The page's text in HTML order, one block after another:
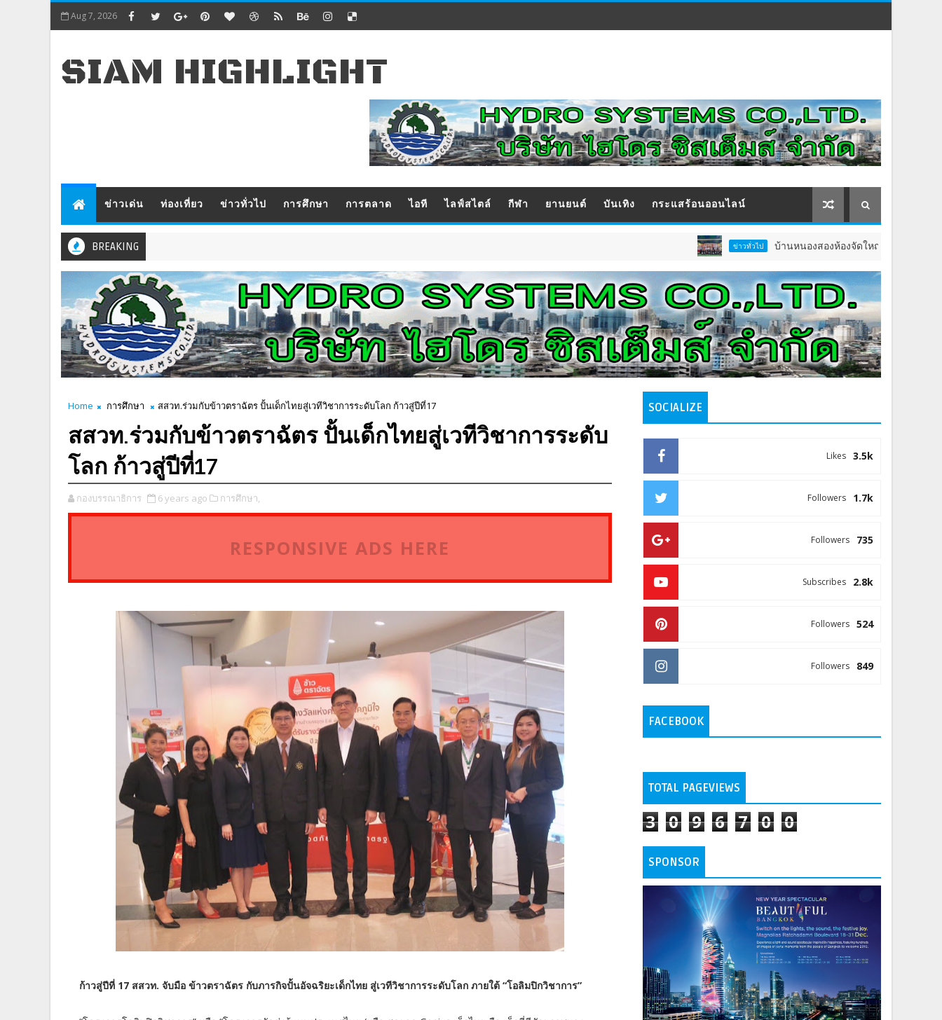
Aug 7, 2026
SIAM HIGHLIGHT
ข่าวเด่น ท่องเที่ยว ข่าวทั่วไป การศึกษา การตลาด ไอที ไลฟ์สไตล์ กีฬา ยานยนต์ บันเทิง กระแสร้อนออนไลน์
BREAKING ข่าวทั่วไป บ้านหนองสองห้องจัดใหญ่ “แห่เทียนพรรษา–ผ้าป่าซาเ
Home การศึกษา สสวท.ร่วมกับข้าวตราฉัตร ปั้นเด็กไทยสู่เวทีวิชาการระดับโลก ก้าวสู่ปีที่17
สสวท.ร่วมกับข้าวตราฉัตร ปั้นเด็กไทยสู่เวทีวิชาการระดับ
โลก ก้าวสู่ปีที่17
กองบรรณาธิการ 6 years ago การศึกษา,
RESPONSIVE ADS HERE
ก้าวสู่ปีที่ 17 สสวท. จับมือ ข้าวตราฉัตร กับภารกิจปั้นอัจฉริยะเด็กไทย สู่เวทีวิชาการระดับโลก ภายใต้ “โอลิมปิกวิชาการ”
SOCIALIZE
3.5k
Likes
1.7k
Followers
735
Followers
2.8k
Subscribes
524
Followers
849
Followers
FACEBOOK
TOTAL PAGEVIEWS
3 0 9 6 7 0 0
SPONSOR